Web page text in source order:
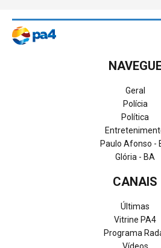
Geral
Polícia
Política
Paulo Afonso -
Glória - BA
CANAIS
Últimas
Vitrine PA4
Programa
Vídeos